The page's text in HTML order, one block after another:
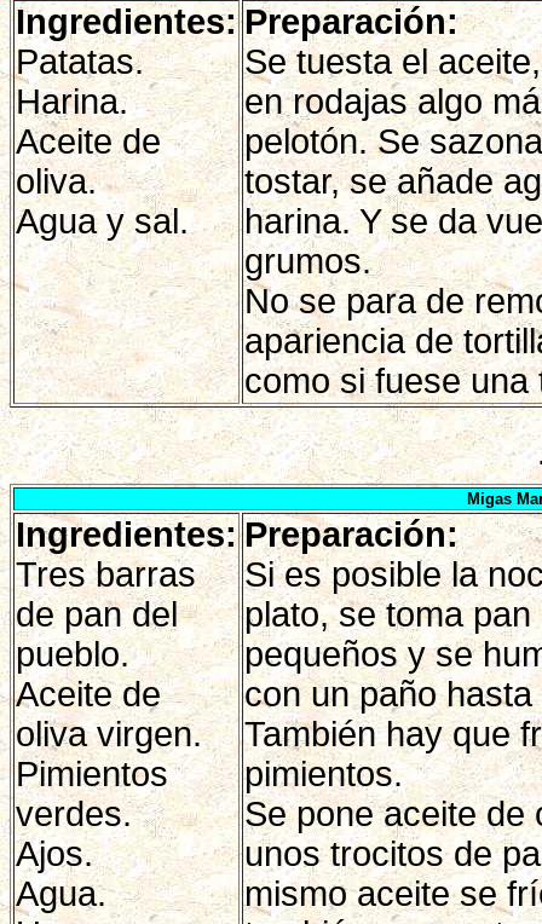
Ingredientes:
Patatas.
Harina.
Aceite de
oliva.
Agua y sal.
Preparación:
Se tuesta el
en rodajas algo
pelotón. Se
tostar, se añade
harina. Y se da
grumos.
No se para de
apariencia de
como si fuese
Migas
Ingredientes:
Tres barras
de pan del
pueblo.
Aceite de
oliva virgen.
Pimientos
verdes.
Ajos.
Agua.
Preparación:
Si es posible la
plato, se toma
pequeños y se
con un paño
También hay que
pimientos.
Se pone aceite de
unos trocitos de
mismo aceite se